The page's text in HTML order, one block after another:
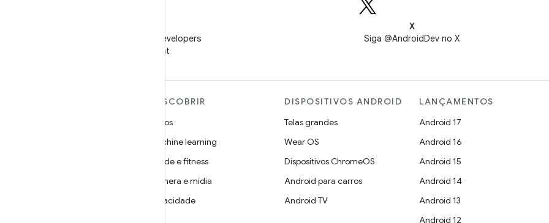
Siga o Android Developers
no WeChat
X
Siga @AndroidDev no X
DESCOBRIR
Jogos
Machine learning
Saúde e fitness
Câmera e mídia
Privacidade
DISPOSITIVOS ANDROID
Telas grandes
Wear OS
Dispositivos ChromeOS
Android para carros
Android TV
LANÇAMENTOS
Android 17
Android 16
Android 15
Android 14
Android 13
Android 12